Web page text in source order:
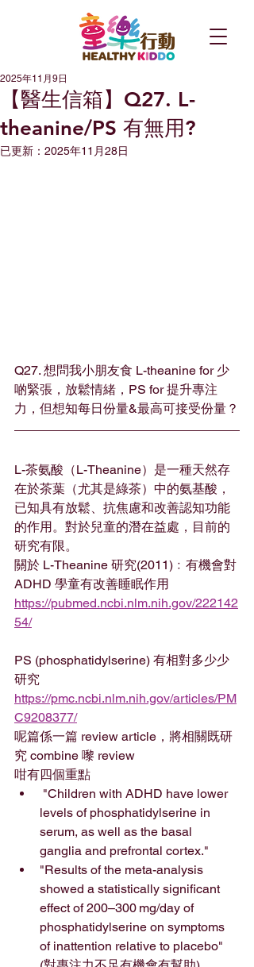
【醫生信箱】Q27. L-
theanine/PS 有無用?
2025年11月9日
已更新： 2025年11月28日
Q27. 想問我小朋友食 L-theanine for 少
啲緊張，放鬆情緒，PS for 提升專注
力，但想知每日份量&最高可接受份量？
L-茶氨酸（L-Theanine）是一種天然存
在於茶葉（尤其是綠茶）中的氨基酸，
已知具有放鬆、抗焦慮和改善認知功能
的作用。對於兒童的潛在益處，目前的
研究有限。
關於 L-Theanine 研究(2011)﹕有機會對
ADHD 學童有改善睡眠作用
https://pubmed.ncbi.nlm.nih.gov/222142
54/
PS (phosphatidylserine) 有相對多少少
研究
https://pmc.ncbi.nlm.nih.gov/articles/PM
C9208377/
呢篇係一篇 review article，將相關既研
究 combine 嚟 review
咁有四個重點
levels of phosphatidylserine in
serum, as well as the basal
ganglia and prefrontal cortex."
"Results of the meta-analysis
showed a statistically significant
effect of 200–300 mg/day of
phosphatidylserine on symptoms
of inattention relative to placebo"